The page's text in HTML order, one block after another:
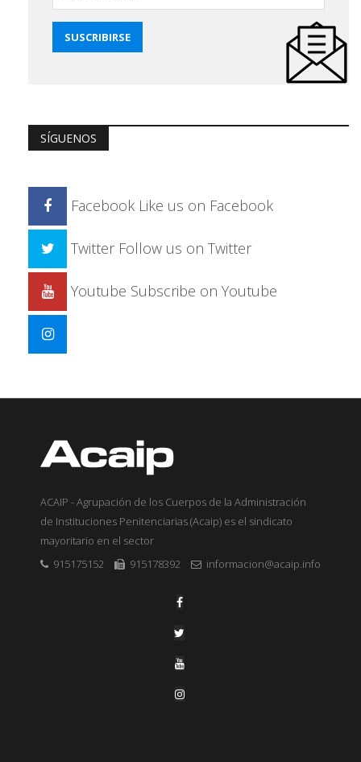
SÍGUENOS
Facebook Like us on Facebook
Twitter Follow us on Twitter
Youtube Subscribe on Youtube
ACAIP - Agrupación de los Cuerpos de la Administración
de Instituciones Penitenciarias (Acaip) es el sindicato
mayoritario en el sector
915175152
915178392 informacion@acaip.info